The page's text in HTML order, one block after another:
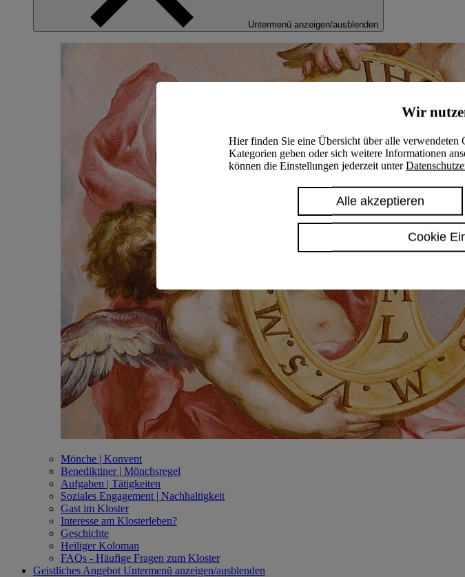
Wir
Hier finden Sie eine Übersicht über alle
Kategorien geben oder sich weitere Informationen
können die Einstellungen jederzeit unter
Alle akzeptieren
Cookie
Untermenü anzeigen/ausblenden
Mönche | Konvent
Benediktiner | Mönchsregel
Aufgaben | Tätigkeiten
Soziales Engagement | Nachhaltigkeit
Gast im Kloster
Interesse am Klosterleben?
Geschichte
Heiliger Koloman
FAQs - Häufige Fragen zum Kloster
Geistliches Angebot Untermenü anzeigen/ausblenden